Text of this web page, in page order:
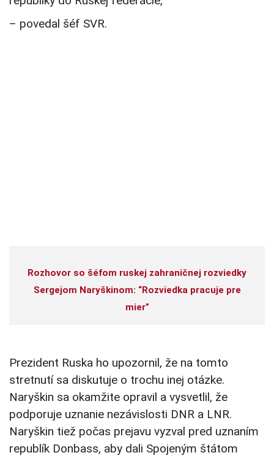
– povedal šéf SVR.
Rozhovor so šéfom ruskej zahraničnej rozviedky
Sergejom Naryškinom: “Rozviedka pracuje pre
mier”
Prezident Ruska ho upozornil, že na tomto
stretnutí sa diskutuje o trochu inej otázke.
Naryškin sa okamžite opravil a vysvetlil, že
podporuje uznanie nezávislosti DNR a LNR.
Naryškin tiež počas prejavu vyzval pred uznaním
republík Donbass, aby dali Spojeným štátom